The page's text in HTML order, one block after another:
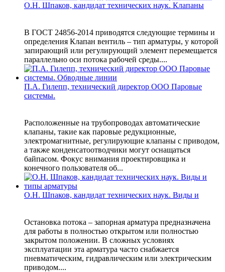
О.Н. Шпаков, кандидат технических наук. Клапаны
В ГОСТ 24856-2014 приводятся следующие термины и
определения Клапан вентиль – тип арматуры, у которой
запирающий или регулирующий элемент перемещается
параллельно оси потока рабочей среды....
П.А. Гилепп, технический директор ООО Паровые
системы.
Расположенные на трубопроводах автоматические
клапаны, такие как паровые редукционные,
электромагнитные, регулирующие клапаны с приводом,
а также конденсатоотводчики могут оснащаться
байпасом. Фокус внимания проектировщика и
конечного пользователя об...
О.Н. Шпаков, кандидат технических наук. Виды и
Остановка потока – запорная арматура предназначена
для работы в полностью открытом или полностью
закрытом положении. В сложных условиях
эксплуатации эта арматура часто снабжается
пневматическим, гидравлическим или электрическим
приводом....